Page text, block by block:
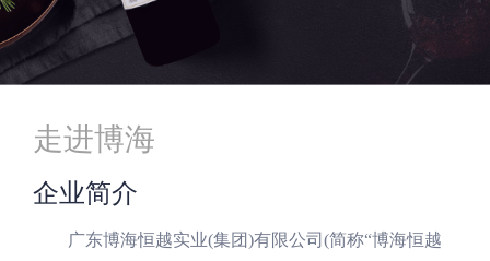
走进博海
企业简介
广东博海恒越实业(集团)有限公司(简称“博海恒越